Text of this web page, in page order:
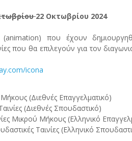
22 Οκτωβρίου 2024
(animation) που έχουν
που θα επιλεγούν για τον
icona
(Διεθνές Επαγγελματικό)
(Διεθνές Σπουδαστικό)
Μικρού Μήκους (Ελληνικό
Ταινίες (Ελληνικό